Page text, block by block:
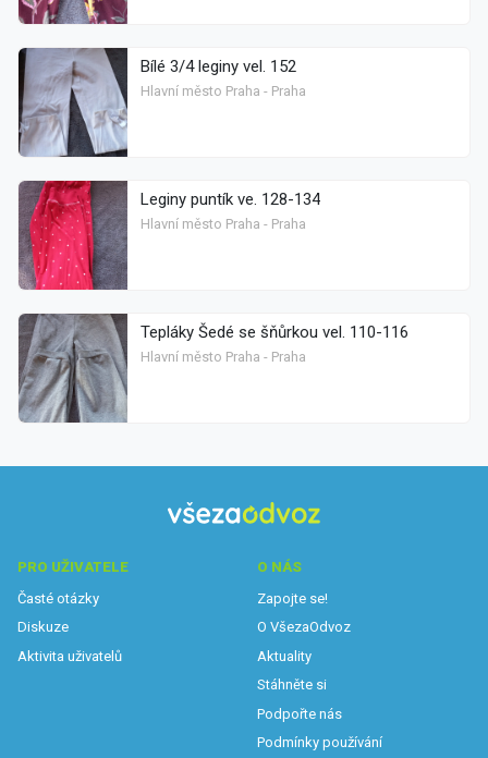
Bílé 3/4 leginy vel. 152
Hlavní město Praha - Praha
Leginy puntík ve. 128-134
Hlavní město Praha - Praha
Tepláky Šedé se šňůrkou vel. 110-116
Hlavní město Praha - Praha
PRO UŽIVATELE
Časté otázky
Diskuze
Aktivita uživatelů
O NÁS
Zapojte se!
O VšezaOdvoz
Aktuality
Stáhněte si
Podpořte nás
Podmínky používání